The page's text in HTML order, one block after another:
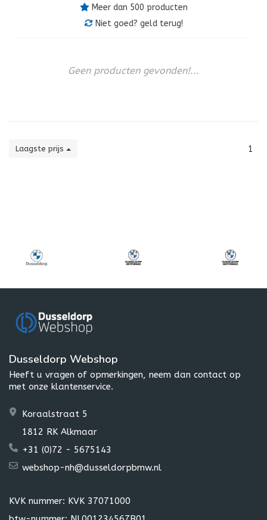
Meer dan 500 producten
Niet goed? geld terug!
Geen producten gevonden!...
Laagste prijs 1
Dusseldorp Webshop
Heeft u vragen of opmerkingen, neem dan contact op
met onze klantenservice.
Koraalstraat 5
1812 RK Alkmaar
+31 (0)72 - 5675143
webshop-nh@dusseldorpbmw.nl
KVK nummer: KVK 37071000